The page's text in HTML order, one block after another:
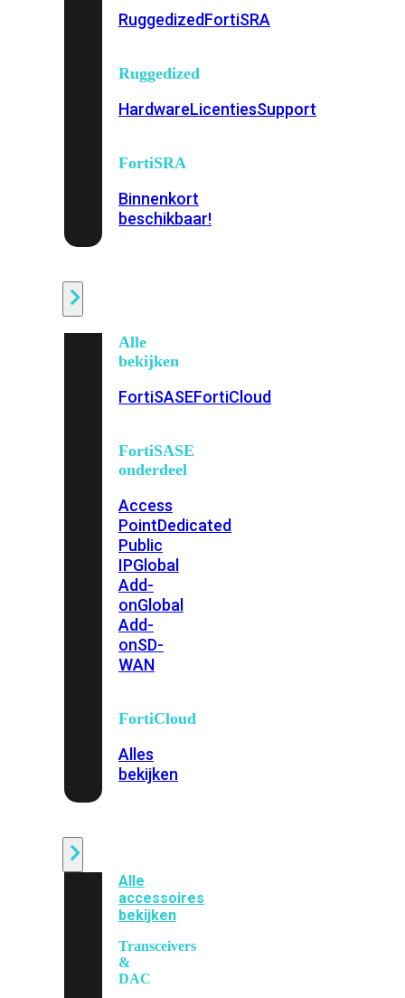
RuggedizedFortiSRA
Ruggedized
HardwareLicentiesSupport
FortiSRA
Binnenkort
beschikbaar!
Alle
bekijken
FortiSASEFortiCloud
FortiSASE
onderdeel
Access
PointDedicated
Public
IPGlobal
Add-
onGlobal
Add-
onSD-
WAN
FortiCloud
Alles
bekijken
Alle
accessoires
bekijken
Transceivers
&
DAC